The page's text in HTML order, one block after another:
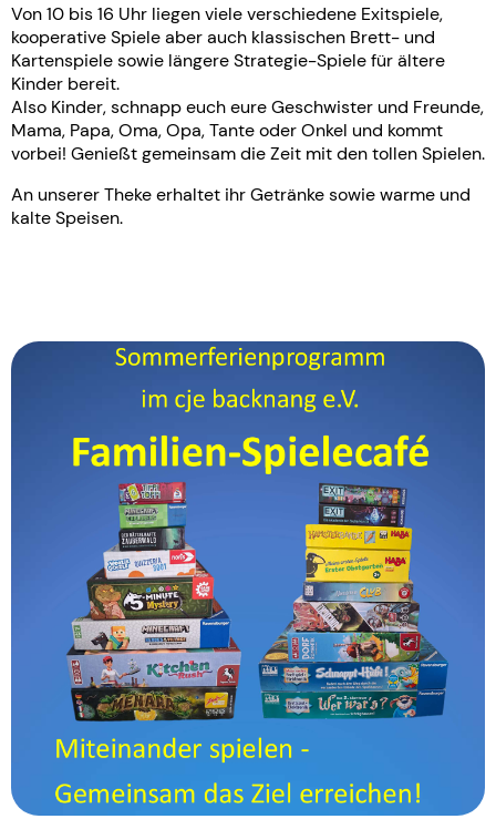
Von 10 bis 16 Uhr liegen viele verschiedene Exitspiele,
kooperative Spiele aber auch klassischen Brett- und
Kartenspiele sowie längere Strategie-Spiele für ältere
Kinder bereit.
Also Kinder, schnapp euch eure Geschwister und Freunde,
Mama, Papa, Oma, Opa, Tante oder Onkel und kommt
vorbei! Genießt gemeinsam die Zeit mit den tollen Spielen.
An unserer Theke erhaltet ihr Getränke sowie warme und
kalte Speisen.